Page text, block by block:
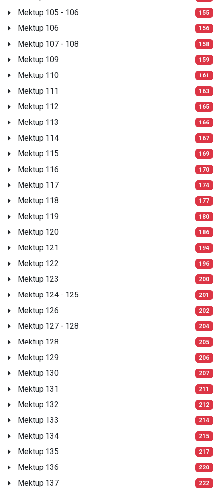
Mektup 105 - 106 155
Mektup 106 156
Mektup 107 - 108 158
Mektup 109 159
Mektup 110 161
Mektup 111 163
Mektup 112 165
Mektup 113 166
Mektup 114 167
Mektup 115 169
Mektup 116 170
Mektup 117 174
Mektup 118 177
Mektup 119 180
Mektup 120 186
Mektup 121 194
Mektup 122 196
Mektup 123 200
Mektup 124 - 125 201
Mektup 126 202
Mektup 127 - 128 204
Mektup 128 205
Mektup 129 206
Mektup 130 207
Mektup 131 211
Mektup 132 212
Mektup 133 214
Mektup 134 215
Mektup 135 217
Mektup 136 220
Mektup 137 222